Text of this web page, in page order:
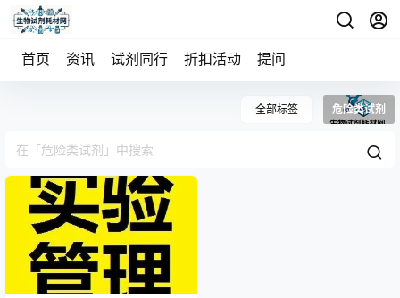
首页 资讯 试剂同行 折扣活动 提问
全部标签 危险类试剂